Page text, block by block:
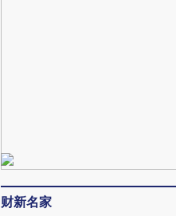
财新名家